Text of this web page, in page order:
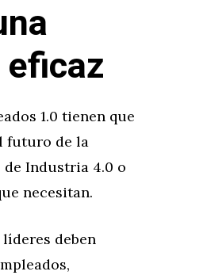
1.0 tienen que
futuro de la
de Industria 4.0 o
necesitan.
deben